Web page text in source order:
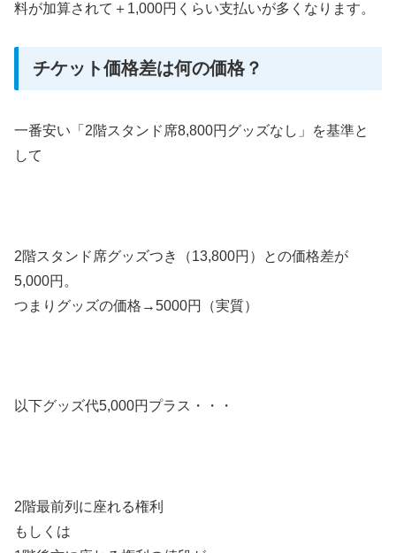
料が加算されて＋1,000円くらい支払いが多くなります。
チケット価格差は何の価格？
一番安い「2階スタンド席8,800円グッズなし」を基準と
して
2階スタンド席グッズつき（13,800円）との価格差が
5,000円。
つまりグッズの価格→5000円（実質）
以下グッズ代5,000円プラス・・・
2階最前列に座れる権利
もしくは